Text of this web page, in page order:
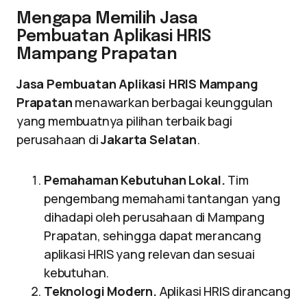
Mengapa Memilih Jasa
Pembuatan Aplikasi HRIS
Mampang Prapatan
Jasa Pembuatan Aplikasi HRIS Mampang
Prapatan menawarkan berbagai keunggulan
yang membuatnya pilihan terbaik bagi
perusahaan diJakarta Selatan.
Pemahaman Kebutuhan Lokal. Tim
pengembang memahami tantangan yang
dihadapi oleh perusahaan di Mampang
Prapatan, sehingga dapat merancang
aplikasi HRIS yang relevan dan sesuai
kebutuhan.
Teknologi Modern. Aplikasi HRIS dirancang